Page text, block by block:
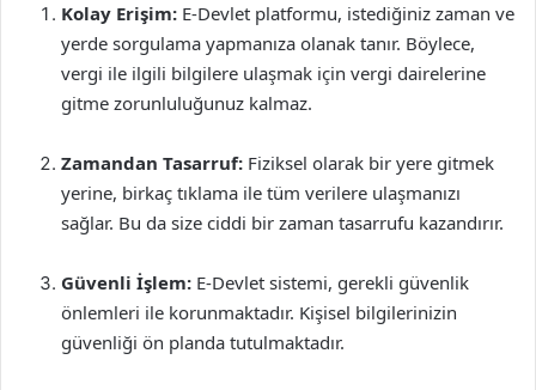
Kolay Erişim: E-Devlet platformu, istediğiniz zaman ve
yerde sorgulama yapmanıza olanak tanır. Böylece,
vergi ile ilgili bilgilere ulaşmak için vergi dairelerine
gitme zorunluluğunuz kalmaz.
Zamandan Tasarruf: Fiziksel olarak bir yere gitmek
yerine, birkaç tıklama ile tüm verilere ulaşmanızı
sağlar. Bu da size ciddi bir zaman tasarrufu kazandırır.
Güvenli İşlem: E-Devlet sistemi, gerekli güvenlik
önlemleri ile korunmaktadır. Kişisel bilgilerinizin
güvenliği ön planda tutulmaktadır.